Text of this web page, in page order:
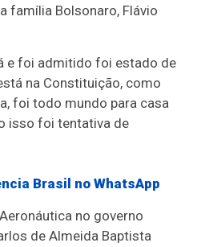
família Bolsonaro, Flávio
e foi admitido foi estado de
na Constituição, como
foi todo mundo para casa
isso foi tentativa de
Brasil no WhatsApp
no governo
de Almeida Baptista